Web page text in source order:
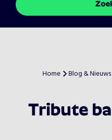
Home > Blog & Nieuws
Tribute